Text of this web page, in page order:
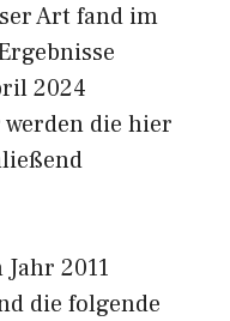
Art fand im
2024
die hier
2011
die folgende